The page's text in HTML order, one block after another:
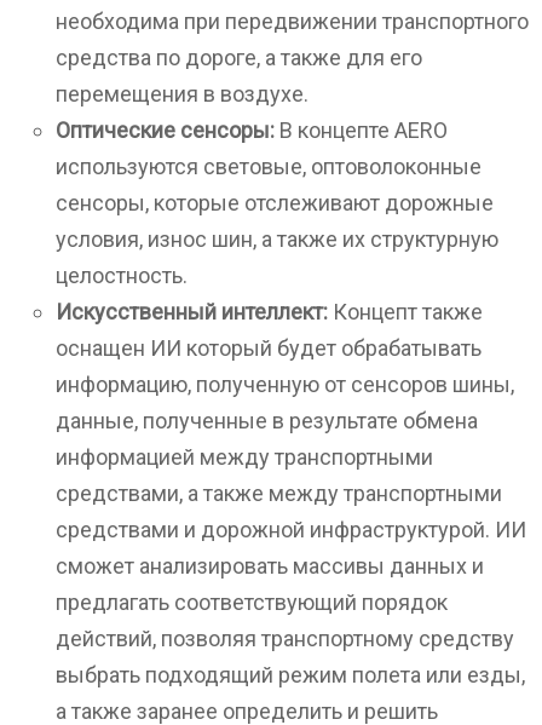
необходима при передвижении транспортного
средства по дороге, а также для его
перемещения в воздухе.
Оптические сенсоры: В концепте AERO
используются световые, оптоволоконные
сенсоры, которые отслеживают дорожные
условия, износ шин, а также их структурную
целостность.
Искусственный интеллект: Концепт также
оснащен ИИ который будет обрабатывать
информацию, полученную от сенсоров шины,
данные, полученные в результате обмена
информацией между транспортными
средствами, а также между транспортными
средствами и дорожной инфраструктурой. ИИ
сможет анализировать массивы данных и
предлагать соответствующий порядок
действий, позволяя транспортному средству
выбрать подходящий режим полета или езды,
а также заранее определить и решить